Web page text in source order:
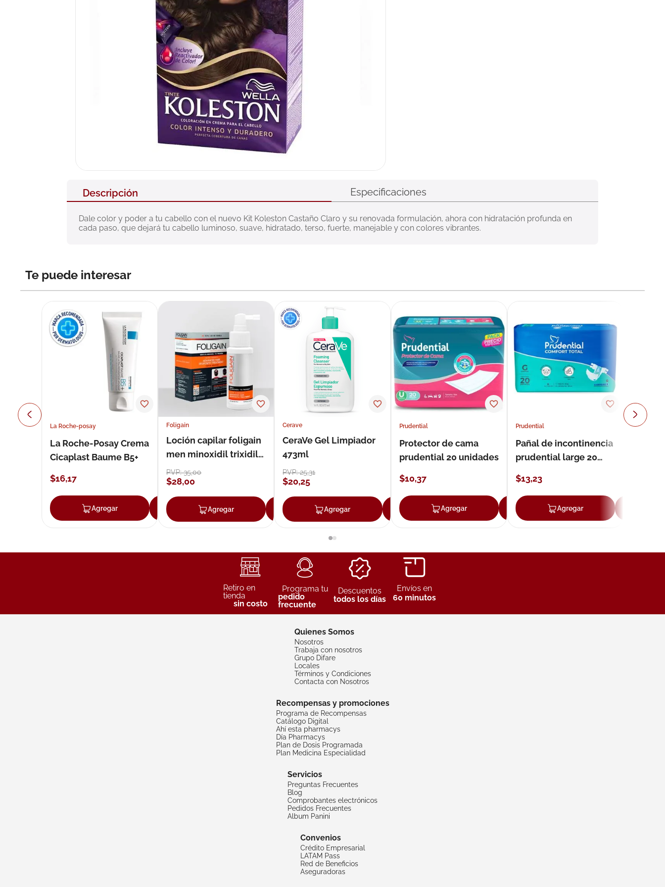
Descripción Especificaciones
Dale color y poder a tu cabello con el nuevo Kit Koleston Castaño Claro y su renovada formulación, ahora con hidratación profunda en
cada paso, que dejará tu cabello luminoso, suave, hidratado, terso, fuerte, manejable y con colores vibrantes.
Te puede interesar
La Roche-posay
La Roche-Posay Crema
Cicaplast Baume B5+
$16,17
Agregar Agregar
Foligain
Loción capilar foligain
men minoxidil trixidil
loción 59 ml
PVP:35,00
$28,00
Agregar Agregar
Cerave
CeraVe Gel Limpiador
473ml
PVP:25,31
$20,25
Agregar Agregar
Prudential
Protector de cama
prudential 20 unidades
$10,37
Agregar Agregar
Prudential
Pañal de incontinencia
prudential large 20
$13,23
Agregar
Retiro en
tienda
sin costo
Programa tu
pedido
frecuente
Descuentos
todos los días
Envíos en
60 minutos
Quienes Somos
Nosotros
Trabaja con nosotros
Grupo Difare
Locales
Términos y Condiciones
Contacta con Nosotros
Recompensas y promociones
Programa de Recompensas
Catálogo Digital
Ahí esta pharmacys
Día Pharmacys
Plan de Dosis Programada
Plan Medicina Especialidad
Servicios
Preguntas Frecuentes
Blog
Comprobantes electrónicos
Pedidos Frecuentes
Album Panini
Convenios
Crédito Empresarial
LATAM Pass
Red de Beneficios
Aseguradoras
10.pañales